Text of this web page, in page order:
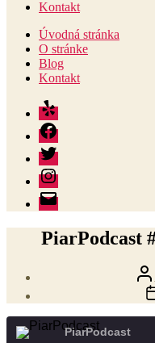
Kontakt
Úvodná stránka
O stránke
Blog
Kontakt
Yelp
Facebook
Twitter
Instagram
E-
mail
PiarPodcast
PiarPodcast